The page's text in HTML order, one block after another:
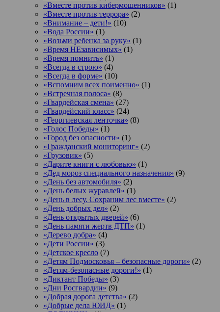
«Вместе против кибермошенников» (1)
«Вместе против террора» (2)
«Внимание – дети!» (10)
«Вода России» (1)
«Возьми ребенка за руку» (1)
«Время НЕзависимых» (1)
«Время помнить» (1)
«Всегда в строю» (4)
«Всегда в форме» (10)
«Вспомним всех поименно» (1)
«Встречная полоса» (8)
«Гвардейская смена» (27)
«Гвардейский класс» (24)
«Георгиевская ленточка» (8)
«Голос Победы» (1)
«Город без опасности» (1)
«Гражданский мониторинг» (2)
«Грузовик» (5)
«Дарите книги с любовью» (1)
«Дед мороз специального назначения» (9)
«День без автомобиля» (2)
«День белых журавлей» (1)
«День в лесу. Сохраним лес вместе» (2)
«День добрых дел» (2)
«День открытых дверей» (6)
«День памяти жертв ДТП» (1)
«Дерево добра» (4)
«Дети России» (3)
«Детское кресло (7)
«Детям Подмосковья – безопасные дороги» (2)
«Детям-безопасные дороги!» (1)
«Диктант Победы» (3)
«Дни Росгвардии» (9)
«Добрая дорога детства» (2)
«Добрые дела ЮИД» (1)